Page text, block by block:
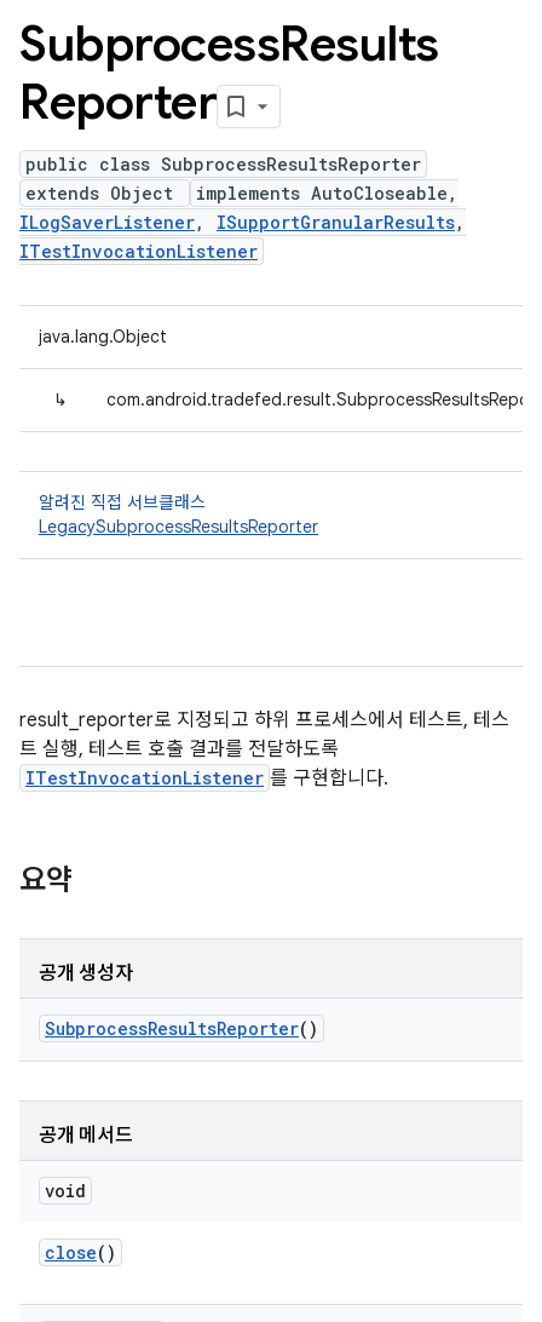
SubprocessResults
Reporter
public class SubprocessResultsReporter
extends Object
implements AutoCloseable,
ILogSaverListener, ISupportGranularResults,
ITestInvocationListener
java.lang.Object
↳
알려진 직접 서브클래스
LegacySubprocessResultsReporter
result_reporter로 지정되고 하위 프로세스에서 테스트, 테스
트 실행, 테스트 호출 결과를 전달하도록
ITestInvocationListener 를 구현합니다.
요약
공개 생성자
SubprocessResultsReporter()
공개 메서드
void
close()